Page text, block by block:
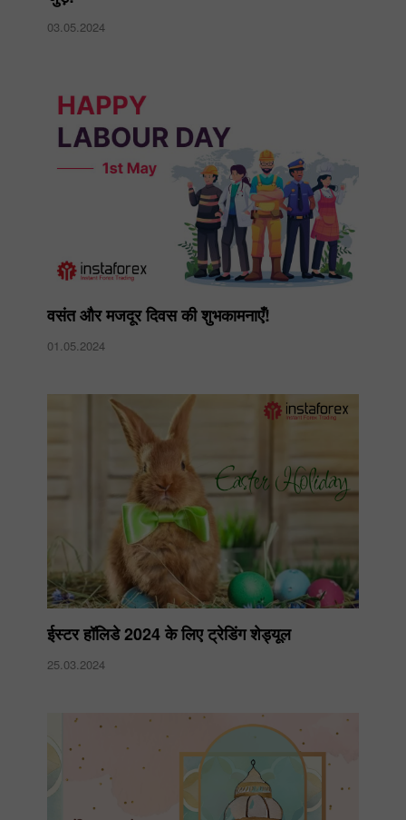
03.05.2024
वसंत और मजदूर दिवस की शुभकामनाएँ!
01.05.2024
ईस्टर हॉलिडे 2024 के लिए ट्रेडिंग शेड्यूल
25.03.2024